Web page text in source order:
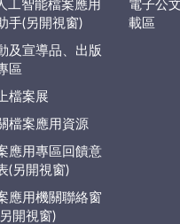
工智能檔案應用
手(另開視窗)
及宣導品、出版
區
檔案展
檔案應用資源
應用專區回饋意
(另開視窗)
應用機關聯絡窗
開視窗)
電子公
載區